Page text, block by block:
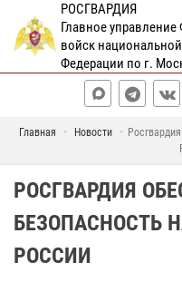
РОСГВАРДИЯ
Главное
войск
Федерации по г.
Главная Новости
РОСГВАРДИЯ
БЕЗОПАСНОСТЬ
РОССИИ